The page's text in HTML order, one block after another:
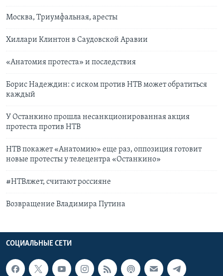
Москва, Триумфальная, аресты
Хиллари Клинтон в Саудовской Аравии
«Анатомия протеста» и последствия
Борис Надеждин: с иском против НТВ может обратиться
каждый
У Останкино прошла несанкционированная акция
протеста против НТВ
НТВ покажет «Анатомию» еще раз, оппозиция готовит
новые протесты у телецентра «Останкино»
#НТВлжет, считают россияне
Возвращение Владимира Путина
СОЦИАЛЬНЫЕ СЕТИ